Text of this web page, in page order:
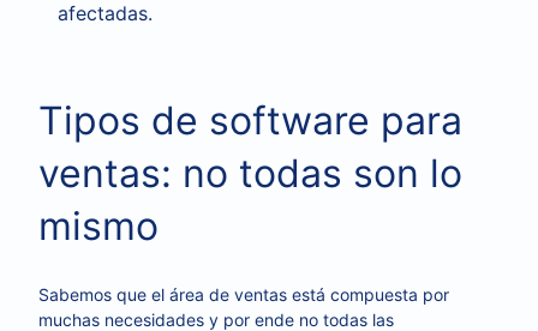
afectadas.
Tipos de software para
ventas: no todas son lo
mismo
Sabemos que el área de ventas está compuesta por
muchas necesidades y por ende no todas las